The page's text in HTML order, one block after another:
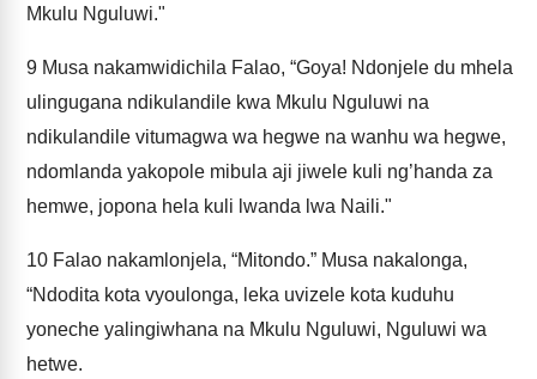
Mkulu Nguluwi."
9 Musa nakamwidichila Falao, “Goya! Ndonjele du mhela
ulingugana ndikulandile kwa Mkulu Nguluwi na
ndikulandile vitumagwa wa hegwe na wanhu wa hegwe,
ndomlanda yakopole mibula aji jiwele kuli ng’handa za
hemwe, jopona hela kuli lwanda lwa Naili."
10 Falao nakamlonjela, “Mitondo.” Musa nakalonga,
“Ndodita kota vyoulonga, leka uvizele kota kuduhu
yoneche yalingiwhana na Mkulu Nguluwi, Nguluwi wa
hetwe.